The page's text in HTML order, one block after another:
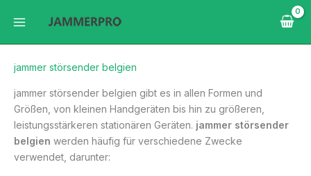
Inhalt
jammer störsender belgien
jammer störsender belgien gibt es in allen Formen und
Größen, von kleinen Handgeräten bis hin zu größeren,
leistungsstärkeren stationären Geräten. jammer störsender
belgien werden häufig für verschiedene Zwecke
verwendet, darunter: